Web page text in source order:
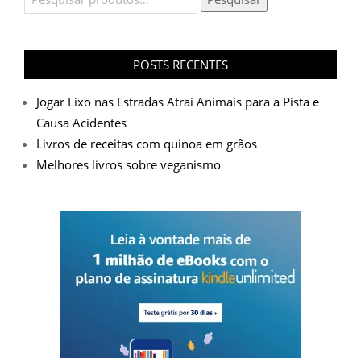
por:
POSTS RECENTES
Jogar Lixo nas Estradas Atrai Animais para a Pista e
Causa Acidentes
Livros de receitas com quinoa em grãos
Melhores livros sobre veganismo